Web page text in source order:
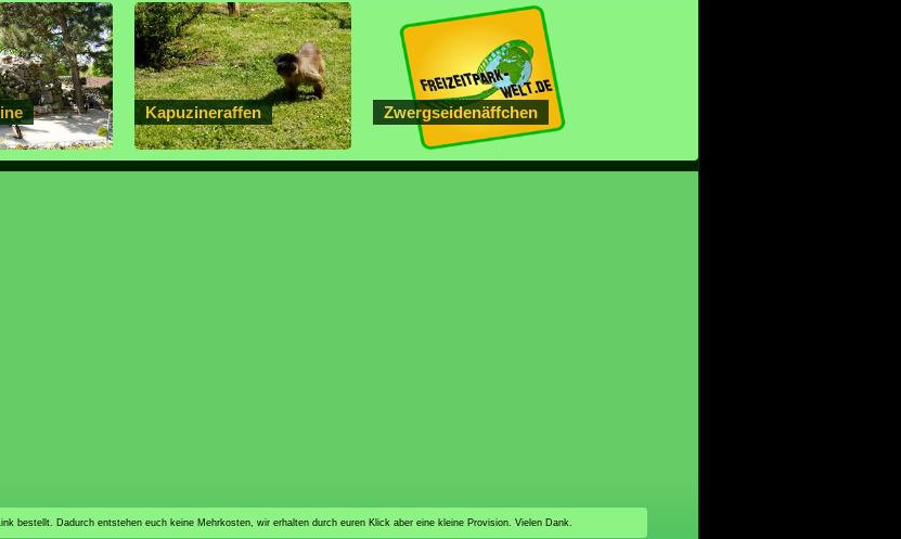
Kapuzineraffen Zwergseidenäffchen
bestellt. Dadurch entstehen euch keine Mehrkosten, wir erhalten durch euren Klick aber eine kleine Provision. Vielen Dank.